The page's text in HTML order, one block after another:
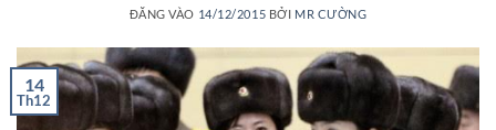
ĐĂNG VÀO 14/12/2015 BỞI MR CƯỜNG
14
Th12